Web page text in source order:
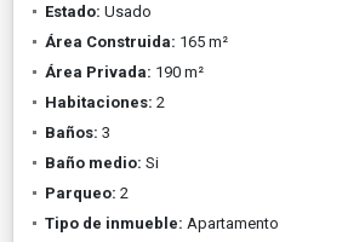
Estado: Usado
Área Construida: 165 m²
Área Privada: 190 m²
Habitaciones: 2
Baños: 3
Baño medio: Si
Parqueo: 2
Tipo de inmueble: Apartamento